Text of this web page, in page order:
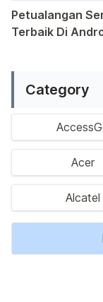
Petualangan
Terbaik Di
Category
Acer
Alcatel